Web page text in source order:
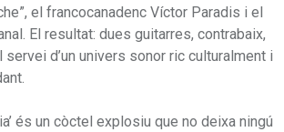
el francocanadenc Víctor Paradis i el
El resultat: dues guitarres, contrabaix,
d’un univers sonor ric culturalment i
és un còctel explosiu que no deixa ningú